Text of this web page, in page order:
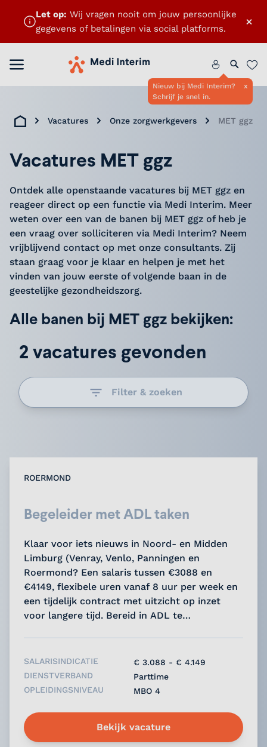
×
Let op: Wij vragen nooit om jouw persoonlijke
gegevens of betalingen via social platforms.
Menu openenHome
Nieuw bij Medi Interim?
Schrijf je snel in.
x
Zoeken
Home
Vacatures Onze zorgwerkgevers MET ggz
Vacatures MET ggz
Ontdek alle openstaande vacatures bij MET ggz en
reageer direct op een functie via Medi Interim. Meer
weten over een van de banen bij MET ggz of heb je
een vraag over solliciteren via Medi Interim? Neem
vrijblijvend contact op met onze consultants. Zij
staan graag voor je klaar en helpen je met het
vinden van jouw eerste of volgende baan in de
geestelijke gezondheidszorg.
Alle banen bij MET ggz bekijken:
2 vacatures gevonden
Filter & zoeken
ROERMOND
Begeleider met ADL taken
Klaar voor iets nieuws in Noord- en Midden
Limburg (Venray, Venlo, Panningen en
Roermond? Een salaris tussen €3088 en
€4149, flexibele uren vanaf 8 uur per week en
een tijdelijk contract met uitzicht op inzet
voor langere tijd. Bereid in ADL te
SALARISINDICATIE
€ 3.088 - € 4.149
DIENSTVERBAND
Parttime
OPLEIDINGSNIVEAU
MBO 4
Bekijk vacature